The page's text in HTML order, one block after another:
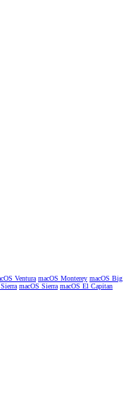
Ventura macOS Monterey macOS Big
macOS Sierra macOS El Capitan